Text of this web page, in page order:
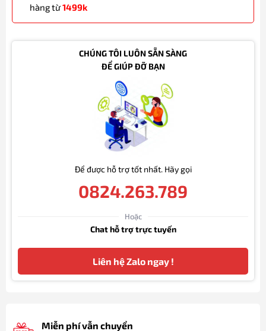
hàng từ1499k
CHÚNG TÔI LUÔN SẴN SÀNG
ĐỂ GIÚP ĐỠ BẠN
Để được hỗ trợ tốt nhất. Hãy gọi
0824.263.789
Hoặc
Chat hỗ trợ trực tuyến
Liên hệ Zalo ngay !
Miễn phí vẫn chuyển